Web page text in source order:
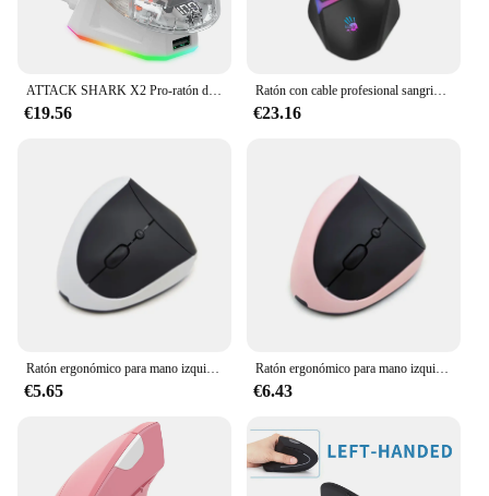
€19.56
Ratón con cable profesional sangriento para juegos, Mouse para PC, portátil, programación de definición Macro, A70, V8M, V8M MAX, 3200 Dpi
€23.16
€5.65
Ratón ergonómico para mano izquierda, Mouse Vertical inalámbrico 2 para zurdos, ergonómico, envío directo
€6.43